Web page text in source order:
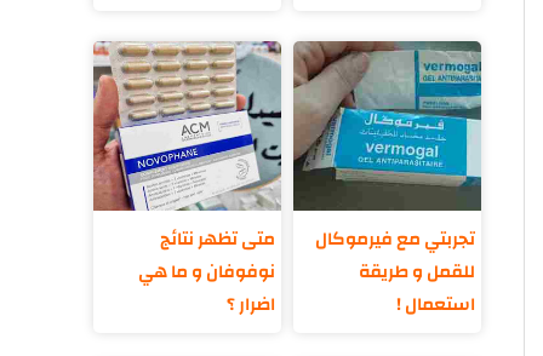
تجربتي مع فيرموكال
للقمل و طريقة
استعمال !
متى تظهر نتائج
نوفوفان و ما هي
اضرار ؟